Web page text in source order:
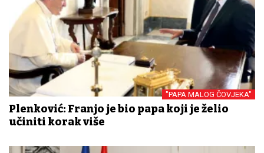
"PAPA MALOG ČOVJEKA"
Plenković: Franjo je bio papa koji je želio
učiniti korak više